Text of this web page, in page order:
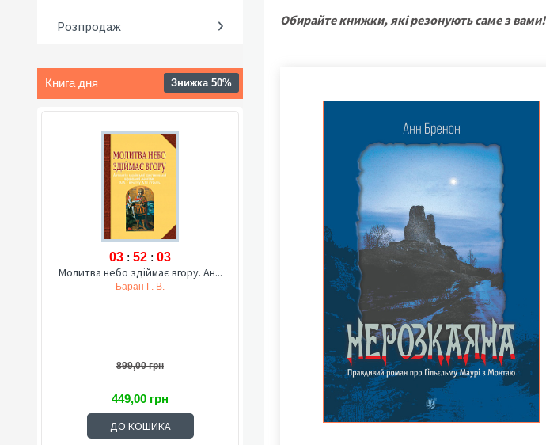
Розпродаж
Книга дня Знижка 50%
03 : 52 : 01
Молитва небо здіймає вгору. Ан...
Баран Г. В.
899,00 грн
449,00 грн
ДО КОШИКА
Обирайте книжки, які резонують саме з вами!